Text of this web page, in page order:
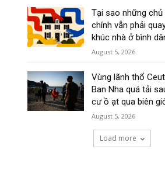
Tại sao những chủ
chính vẫn phải
khúc nhà ở bình
August 5, 2026
Vùng lãnh thổ
Ban Nha quá tải
cư ồ ạt qua biên
August 5, 2026
Load more